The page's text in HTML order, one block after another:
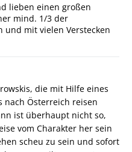
lieben einen großen
mind. 1/3 der
und mit vielen Verstecken
die mit Hilfe eines
nach Österreich reisen
ist überhaupt nicht so,
vom Charakter her sein
scheu zu sein und sofort